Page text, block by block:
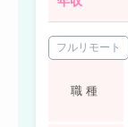
フルリモート
職種